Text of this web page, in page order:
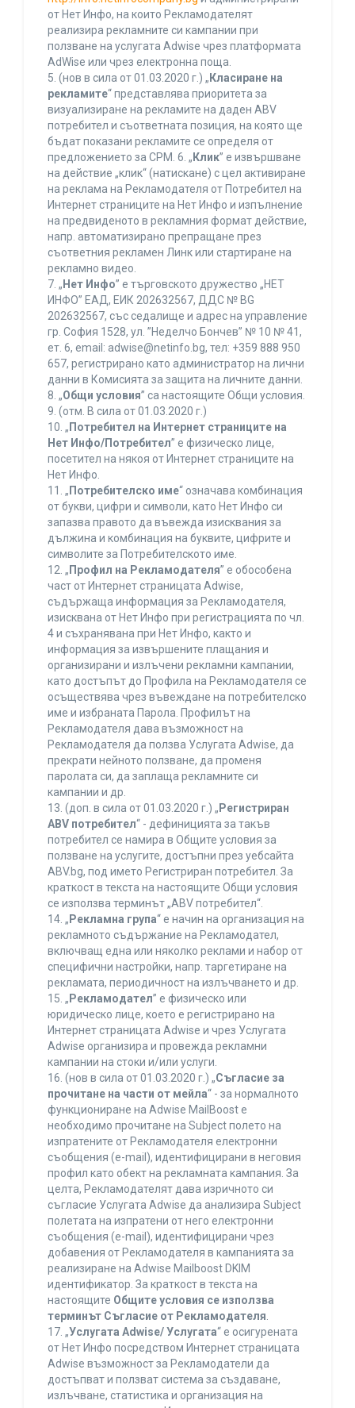
от Нет Инфо, на които Рекламодателят
реализира рекламните си кампании при
ползване на услугата Adwise чрез платформата
AdWise или чрез електронна поща.
5. (нов в сила от 01.03.2020 г.) „ Класиране на
рекламите“ представлява приоритета за
визуализиране на рекламите на даден ABV
потребител и съответната позиция, на която ще
бъдат показани рекламите се определя от
предложението за CPM. 6. „ Клик” е извършване
на действие „клик“ (натискане) с цел активиране
на реклама на Рекламодателя от Потребител на
Интернет страниците на Нет Инфо и изпълнение
на предвиденото в рекламния формат действие,
напр. автоматизирано препращане през
съответния рекламен Линк или стартиране на
рекламно видео.
7. „ Нет Инфо” е търговското дружество „НЕТ
ИНФО” ЕАД, ЕИК 202632567, ДДС № BG
202632567, със седалище и адрес на управление
гр. София 1528, ул. ”Неделчо Бончев” № 10 № 41,
ет. 6, еmail: adwise@netinfo.bg, тел: +359 888 950
657, регистрирано като администратор на лични
данни в Комисията за защита на личните данни.
8. „Общи условия” са настоящите Общи условия.
9. (отм. В сила от 01.03.2020 г.)
10. „ Потребител на Интернет страниците на
Нет Инфо/Потребител” е физическо лице,
посетител на някоя от Интернет страниците на
Нет Инфо.
11. „ Потребителско име“ означава комбинация
от букви, цифри и символи, като Нет Инфо си
запазва правото да въвежда изисквания за
дължина и комбинация на буквите, цифрите и
символите за Потребителското име.
12. „ Профил на Рекламодателя” е обособена
част от Интернет страницата Adwise,
съдържаща информация за Рекламодателя,
изисквана от Нет Инфо при регистрацията по чл.
4 и съхранявана при Нет Инфо, както и
информация за извършените плащания и
организирани и излъчени рекламни кампании,
като достъпът до Профила на Рекламодателя се
осъществява чрез въвеждане на потребителско
име и избраната Парола. Профилът на
Рекламодателя дава възможност на
Рекламодателя да ползва Услугата Adwise, да
прекрати нейното ползване, да променя
паролата си, да заплаща рекламните си
кампании и др.
13. (доп. в сила от 01.03.2020 г.) „ Регистриран
ABV потребител“ - дефиницията за такъв
потребител се намира в Общите условия за
ползване на услугите, достъпни през уебсайта
ABV.bg, под името Регистриран потребител. За
краткост в текста на настоящите Общи условия
се използва терминът „ABV потребител“.
14. „ Рекламна група“ е начин на организация на
рекламното съдържание на Рекламодател,
включващ една или няколко реклами и набор от
специфични настройки, напр. таргетиране на
рекламата, периодичност на излъчването и др.
15. „ Рекламодател” е физическо или
юридическо лице, което е регистрирано на
Интернет страницата Adwise и чрез Услугата
Adwise организира и провежда рекламни
кампании на стоки и/или услуги.
16. (нов в сила от 01.03.2020 г.) „Съгласие за
прочитане на части от мейла“ - за нормалното
функциониране на Adwise MailBoost е
необходимо прочитане на Subject полето на
изпратените от Рекламодателя електронни
съобщения (e-mail), идентифицирани в неговия
профил като обект на рекламната кампания. За
целта, Рекламодателят дава изричното си
съгласие Услугата Adwise да анализира Subject
полетата на изпратени от него електронни
съобщения (e-mail), идентифицирани чрез
добавения от Рекламодателя в кампанията за
реализиране на Adwise Mailboost DKIM
идентификатор. За краткост в текста на
настоящите Общите условия се използва
терминът Съгласие от Рекламодателя.
17. „Услугата Adwise/ Услугата“ е осигурената
от Нет Инфо посредством Интернет страницата
Adwise възможност за Рекламодатели да
достъпват и ползват система за създаване,
излъчване, статистика и организация на